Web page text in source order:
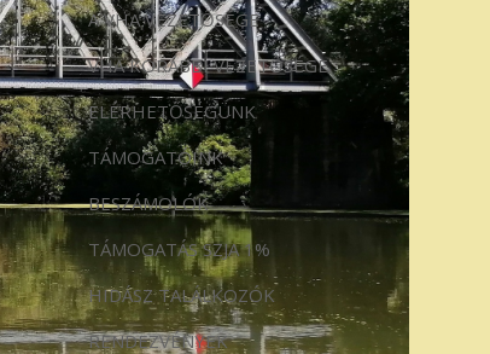
A VHA VEZETŐSÉGE
VHA KORÁBBI VEZETŐSÉGE
ELÉRHETŐSÉGÜNK
TÁMOGATÓINK
BESZÁMOLÓK
TÁMOGATÁS SZJA 1%
HIDÁSZ TALÁLKOZÓK
RENDEZVÉNYEK